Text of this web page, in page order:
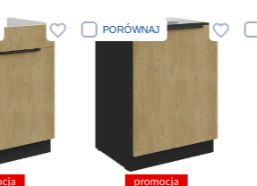
PORÓWNAJ PORÓWNAJ